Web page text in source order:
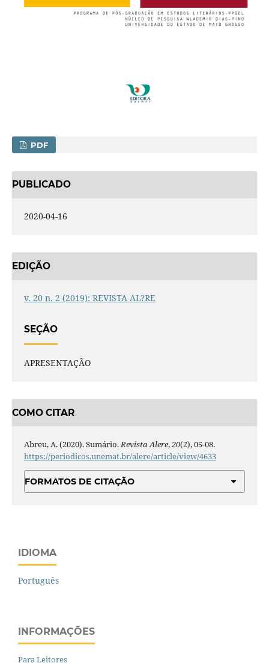
PDF
PUBLICADO
2020-04-16
EDIÇÃO
v. 20 n. 2 (2019): REVISTA AL?RE
SEÇÃO
APRESENTAÇÃO
COMO CITAR
Abreu, A. (2020). Sumário.Revista Alere,20(2), 05-08.
https://periodicos.unemat.br/alere/article/view/4633
FORMATOS DE CITAÇÃO
IDIOMA
Português
INFORMAÇÕES
Para Leitores